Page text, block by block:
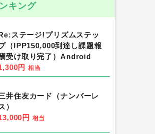
キング
ステージ!プリズムステッ
（IPP150,000到達し課題報
受け取り完了）Android
円 相当
井住友カード（ナンバーレ
）
円 相当